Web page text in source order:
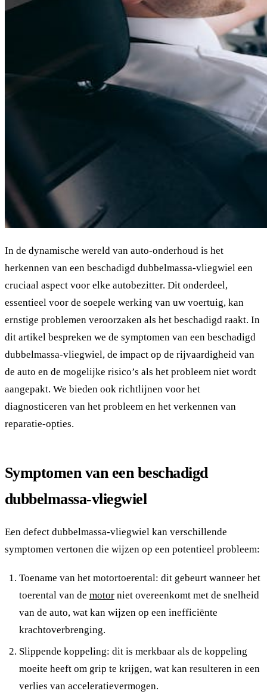
In de dynamische wereld van auto-onderhoud is het
herkennen van een beschadigd dubbelmassa-vliegwiel een
cruciaal aspect voor elke autobezitter. Dit onderdeel,
essentieel voor de soepele werking van uw voertuig, kan
ernstige problemen veroorzaken als het beschadigd raakt. In
dit artikel bespreken we de symptomen van een beschadigd
dubbelmassa-vliegwiel, de impact op de rijvaardigheid van
de auto en de mogelijke risico’s als het probleem niet wordt
aangepakt. We bieden ook richtlijnen voor het
diagnosticeren van het probleem en het verkennen van
reparatie-opties.
Symptomen van een beschadigd
dubbelmassa-vliegwiel
Een defect dubbelmassa-vliegwiel kan verschillende
symptomen vertonen die wijzen op een potentieel probleem:
Toename van het motortoerental: dit gebeurt wanneer het
toerental van de motorniet overeenkomt met de snelheid
van de auto, wat kan wijzen op een inefficiënte
krachtoverbrenging.
Slippende koppeling: dit is merkbaar als de koppeling
moeite heeft om grip te krijgen, wat kan resulteren in een
verlies van acceleratievermogen.